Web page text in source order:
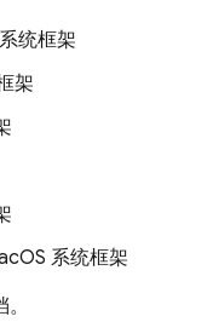
统框架
架
系统框架